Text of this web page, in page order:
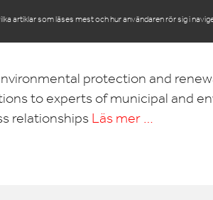
artiklar som läses mest och hur användaren rör sig i
protection and
to experts of municipal and
relationships Läs mer …